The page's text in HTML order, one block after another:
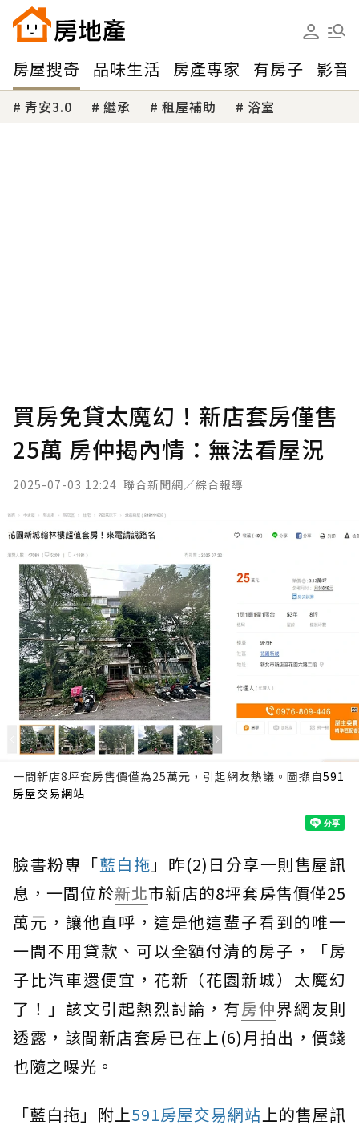
房屋搜奇 品味生活 房產專家 有房子 影音
青安3.0 繼承 租屋補助 浴室
買房免貸太魔幻！新店套房僅售
25萬 房仲揭內情：無法看屋況
2025-07-03 12:24 聯合新聞網／綜合報導
一間新店8坪套房售價僅為25萬元，引起網友熱議。圖擷自591
房屋交易網站
臉書粉專「藍白拖 」昨(2)日分享一則售屋訊
息，一間位於新北市新店的8坪套房售價僅25
萬元，讓他直呼，這是他這輩子看到的唯一
一間不用貸款、可以全額付清的房子，「房
子比汽車還便宜，花新（花園新城）太魔幻
了！」該文引起熱烈討論，有房仲界網友則
透露，該間新店套房已在上(6)月拍出，價錢
也隨之曝光。
「藍白拖」附上591房屋交易網站上的售屋訊